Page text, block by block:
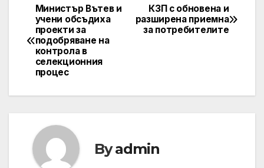
Post
navigation
КЗП с обновена и
разширена приемна
за потребителите
Министър Вътев и
учени обсъдиха
проекти за
подобряване на
контрола в
селекционния
процес
Byadmin